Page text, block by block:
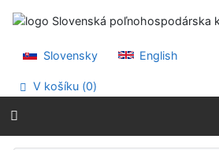
Prejsť na menu
Slovensky
English
V košíku (0)